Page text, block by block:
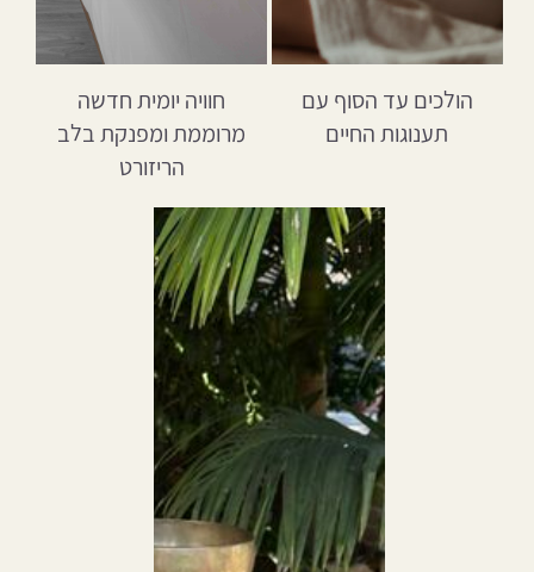
הולכים עד הסוף עם
תענוגות החיים
חוויה יומית חדשה
מרוממת ומפנקת בלב
הריזורט